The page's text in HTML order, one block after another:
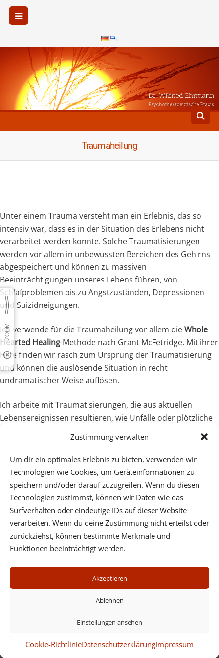
Zustimmung verwalten
Um dir ein optimales Erlebnis zu bieten, verwenden wir
Technologien wie Cookies, um Geräteinformationen zu
speichern und/oder darauf zuzugreifen. Wenn du diesen
Technologien zustimmst, können wir Daten wie das
Surfverhalten oder eindeutige IDs auf dieser Website
verarbeiten. Wenn du deine Zustimmung nicht erteilst oder
zurückziehst, können bestimmte Merkmale und
Funktionen beeinträchtigt werden.
Akzeptieren
Ablehnen
Einstellungen ansehen
Cookie-RichtlinieDatenschutzerklärungImpressum
Traumaheilung
Unter einem Trauma versteht man ein Erlebnis, das so
intensiv war, dass es in der Situation des Erlebens nicht
verarbeitet werden konnte. Solche Traumatisierungen
werden vor allem in unbewussten Bereichen des Gehirns
abgespeichert und können zu massiven
Beeinträchtigungen unseres Lebens führen, von
Schlafproblemen bis zu Angstzuständen, Depressionen
und Suizidneigungen.
Ich verwende für die Traumaheilung vor allem dieWhole
Hearted Healing-Methode nach Grant McFetridge. Mit ihrer
Hilfe finden wir rasch zum Ursprung der Traumatisierung
und können die auslösende Situation in recht
undramatischer Weise auflösen.
Ich arbeite mit Traumatisierungen, die aus aktuellen
Lebensereignissen resultieren, wie Unfälle oder plötzliche
Verluste von geliebten Menschen, als auch mit
Traumatisierungen aus der Kindheit und aus der
vorgeburtlichen Zeit.
Psychotherapeutische Praxis - Dr. Wilfried Ehrmann -
Mobil: (+43) 664 3123632 - Center Cervantes,
Fünkhgasse 11/3, 3021 Pressbaum, Tel. (+43) 2233 55731
Datenschutz
Newsletter